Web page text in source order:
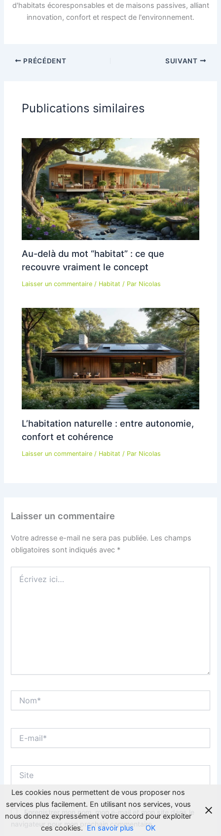
d'habitats écoresponsables et de maisons passives, alliant
innovation, confort et respect de l'environnement.
PRÉCÉDENT SUIVANT
Publications similaires
Au-delà du mot “habitat” : ce que
recouvre vraiment le concept
Laisser un commentaire / Habitat / Par Nicolas
L’habitation naturelle : entre autonomie,
confort et cohérence
Laisser un commentaire / Habitat / Par Nicolas
Laisser un commentaire
Votre adresse e-mail ne sera pas publiée. Les champs
obligatoires sont indiqués avec *
ici…
mail*
Enregistrer mon nom, mon e-mail et mon site dans le
navigateur pour mon prochain commentaire.
Les cookies nous permettent de vous proposer nos
services plus facilement. En utilisant nos services, vous
nous donnez expressément votre accord pour exploiter
ces cookies. En savoir plus OK